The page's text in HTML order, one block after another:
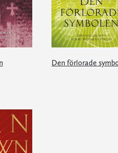
Den förlorade